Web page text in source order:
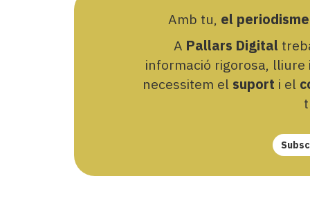
Amb tu, el
A Pallars Digital
informació rigorosa,
necessitem el suport i el